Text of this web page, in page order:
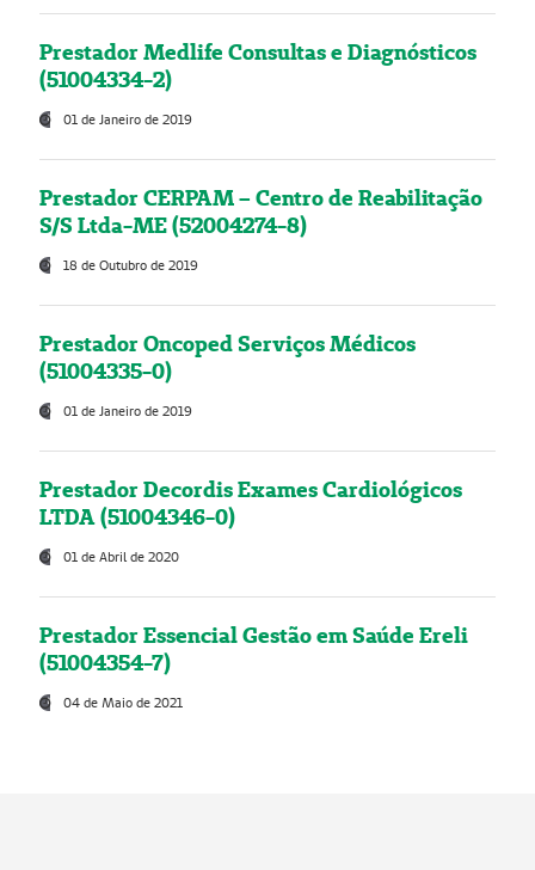
Prestador Medlife Consultas e Diagnósticos
(51004334-2)
01 de Janeiro de 2019
Prestador CERPAM – Centro de Reabilitação
S/S Ltda-ME (52004274-8)
18 de Outubro de 2019
Prestador Oncoped Serviços Médicos
(51004335-0)
01 de Janeiro de 2019
Prestador Decordis Exames Cardiológicos
LTDA (51004346-0)
01 de Abril de 2020
Prestador Essencial Gestão em Saúde Ereli
(51004354-7)
04 de Maio de 2021